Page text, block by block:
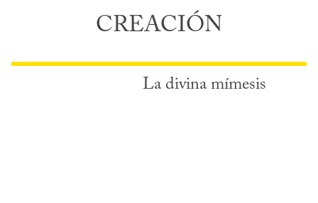
CREACIÓN
La divina mímesis